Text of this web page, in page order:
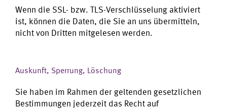
Wenn die SSL- bzw. TLS-Verschlüsselung aktiviert
ist, können die Daten, die Sie an uns übermitteln,
nicht von Dritten mitgelesen werden.
Auskunft, Sperrung, Löschung
Sie haben im Rahmen der geltenden gesetzlichen
Bestimmungen jederzeit das Recht auf